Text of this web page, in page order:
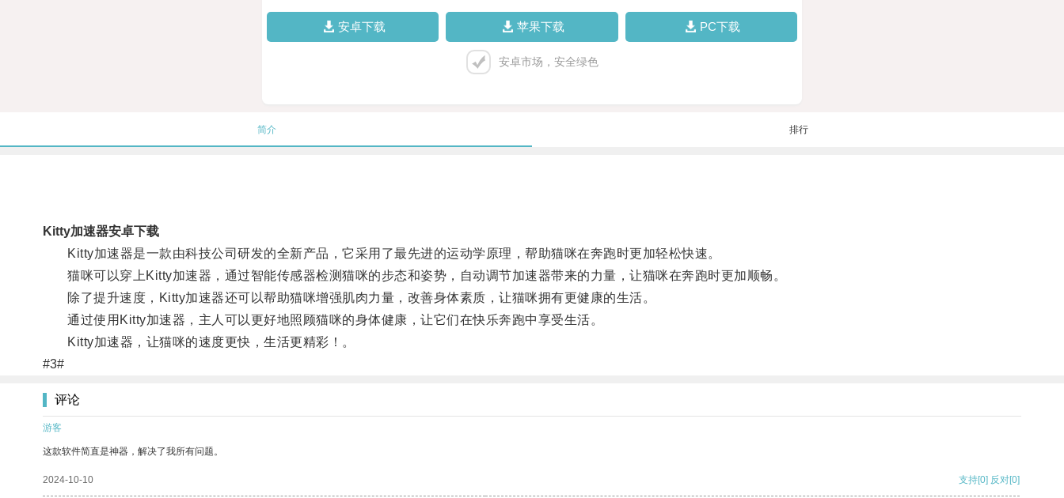
安卓下载 苹果下载 PC下载
安卓市场，安全绿色
简介 排行
Kitty加速器安卓下载
Kitty加速器是一款由科技公司研发的全新产品，它采用了最先进的运动学原理，帮助猫咪在奔跑时更加轻松快速。
猫咪可以穿上Kitty加速器，通过智能传感器检测猫咪的步态和姿势，自动调节加速器带来的力量，让猫咪在奔跑时更加顺畅。
除了提升速度，Kitty加速器还可以帮助猫咪增强肌肉力量，改善身体素质，让猫咪拥有更健康的生活。
通过使用Kitty加速器，主人可以更好地照顾猫咪的身体健康，让它们在快乐奔跑中享受生活。
Kitty加速器，让猫咪的速度更快，生活更精彩！。
#3#
评论
游客
这款软件简直是神器，解决了我所有问题。
2024-10-10 支持[0] 反对[0]